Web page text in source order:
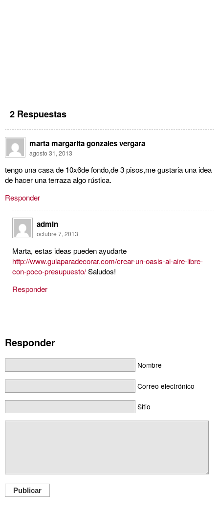
2 Respuestas
marta margarita gonzales vergara
agosto 31, 2013
tengo una casa de 10x6de fondo,de 3 pisos,me gustaria una idea
de hacer una terraza algo rústica.
Responder
admin
octubre 7, 2013
Marta, estas ideas pueden ayudarte
http://www.guiaparadecorar.com/crear-un-oasis-al-aire-libre-
con-poco-presupuesto/Saludos!
Responder
Responder
Nombre
Correo electrónico
Sitio
Publicar